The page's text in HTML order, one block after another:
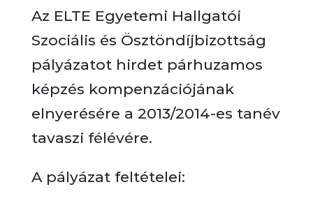
Az ELTE Egyetemi Hallgatói
Szociális és Ösztöndíjbizottság
pályázatot hirdet párhuzamos
képzés kompenzációjának
elnyerésére a 2013/2014-es tanév
tavaszi félévére.
A pályázat feltételei: